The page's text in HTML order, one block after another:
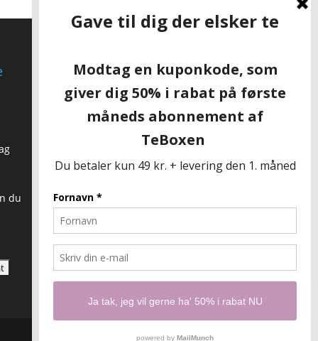
du
Te inspiration
Hjemmelavet citron iste
Månedens teer – maj hos
SKAL VI VÆRE VENNER?